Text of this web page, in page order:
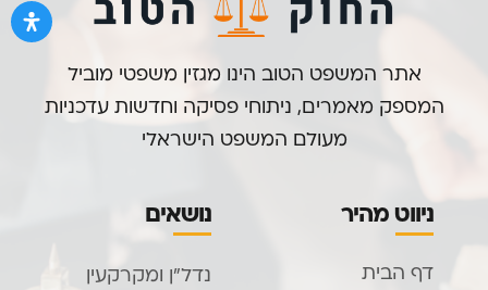
אתר המשפט הטוב הינו מגזין משפטי מוביל
המספק מאמרים, ניתוחי פסיקה וחדשות עדכניות
מעולם המשפט הישראלי
ניווט מהיר
דף הבית
נושאים
נדל”ן ומקרקעין